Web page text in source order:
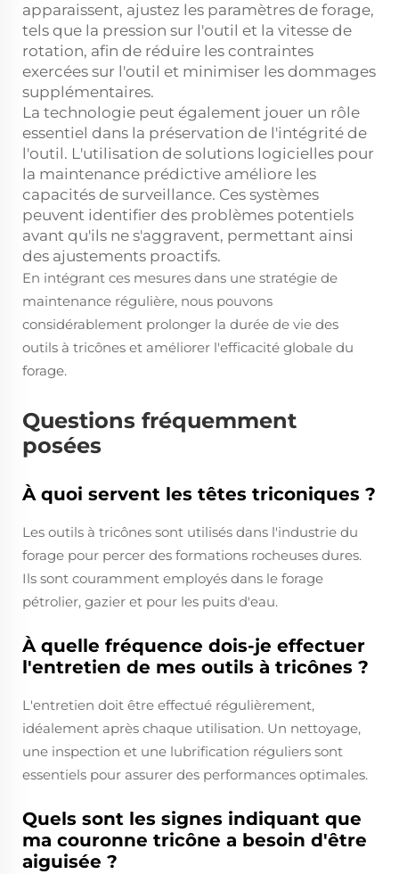
apparaissent, ajustez les paramètres de forage,
tels que la pression sur l'outil et la vitesse de
rotation, afin de réduire les contraintes
exercées sur l'outil et minimiser les dommages
supplémentaires.
La technologie peut également jouer un rôle
essentiel dans la préservation de l'intégrité de
l'outil. L'utilisation de solutions logicielles pour
la maintenance prédictive améliore les
capacités de surveillance. Ces systèmes
peuvent identifier des problèmes potentiels
avant qu'ils ne s'aggravent, permettant ainsi
des ajustements proactifs.
En intégrant ces mesures dans une stratégie de
maintenance régulière, nous pouvons
considérablement prolonger la durée de vie des
outils à tricônes et améliorer l'efficacité globale du
forage.
Questions fréquemment
posées
À quoi servent les têtes triconiques ?
Les outils à tricônes sont utilisés dans l'industrie du
forage pour percer des formations rocheuses dures.
Ils sont couramment employés dans le forage
pétrolier, gazier et pour les puits d'eau.
À quelle fréquence dois-je effectuer
l'entretien de mes outils à tricônes ?
L'entretien doit être effectué régulièrement,
idéalement après chaque utilisation. Un nettoyage,
une inspection et une lubrification réguliers sont
essentiels pour assurer des performances optimales.
Quels sont les signes indiquant que
ma couronne tricône a besoin d'être
aiguisée ?